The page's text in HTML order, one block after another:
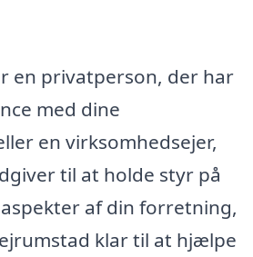
en privatperson, der har
med dine
en virksomhedsejer,
til at holde styr på
af din forretning,
klar til at hjælpe